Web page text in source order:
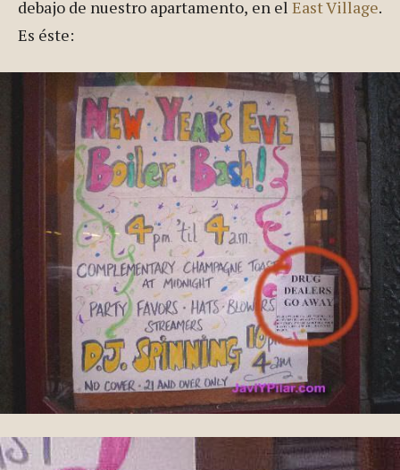
Por cierto, nos gustaría comentar lo curioso que
debajo de nuestro apartamento, en elEast Village
.
Es éste: